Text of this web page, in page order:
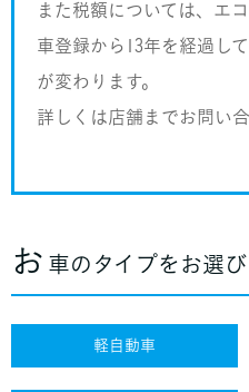
また税額については、エ
車登録から13年を経過し
が変わります。
詳しくは店舗までお問い
お 車のタイプをお選
軽自動車